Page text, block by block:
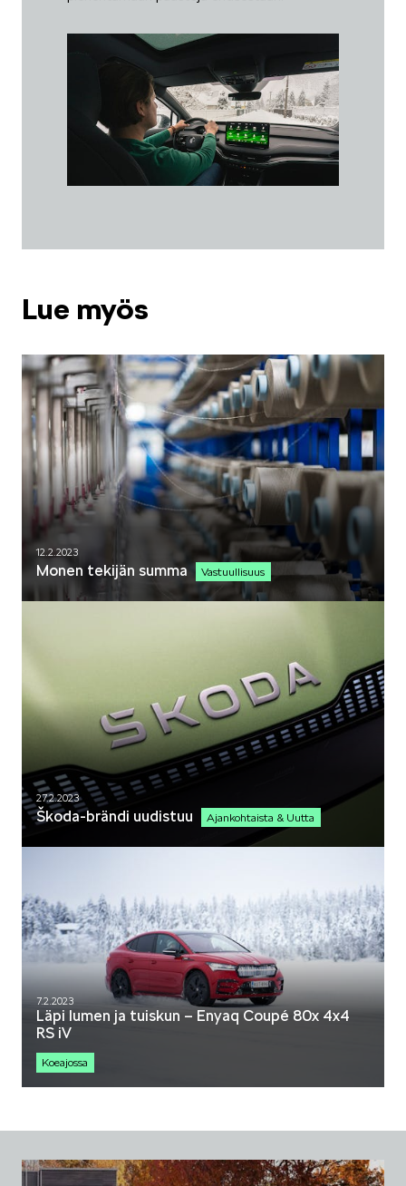
Lue myös
12.2.2023
Monen tekijän summa Vastuullisuus
27.2.2023
Škoda-brändi uudistuu Ajankohtaista & Uutta
7.2.2023
Läpi lumen ja tuiskun – Enyaq Coupé 80x 4x4
RS iV
Koeajossa